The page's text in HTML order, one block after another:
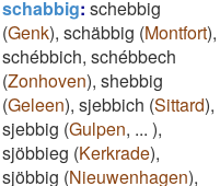
schabbig: schebbig
(Genk), schäbbig (Montfort),
schébbich, schébbech
(Zonhoven), shebbig
(Geleen), sjebbich (Sittard),
sjebbig (Gulpen, ... ),
sjöbbieg (Kerkrade),
sjöbbig (Nieuwenhagen),